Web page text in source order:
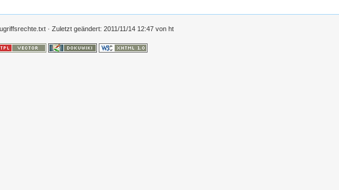
· Zuletzt geändert: 2011/11/14 12:47 von ht